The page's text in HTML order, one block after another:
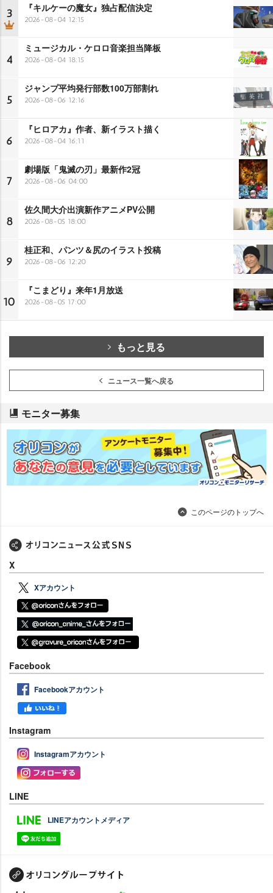
3 『キルケーの魔女』独占配信決定
2026-08-04 12:15
4
ミュージカル・ケロロ音楽担当降板
2026-08-04 18:15
5
ジャンプ平均発行部数100万部割れ
2026-08-06 12:16
6
『ヒロアカ』作者、新イラスト描く
2026-08-04 16:11
7
劇場版「鬼滅の刃」最新作2冠
2026-08-06 04:00
8
佐久間大介出演新作アニメPV公開
2026-08-05 18:00
9
桂正和、パンツ＆尻のイラスト投稿
2026-08-06 12:20
10
『こまどり』来年1月放送
2026-08-05 17:00
もっと見る
ニュース一覧へ戻る
モニター募集
このページのトップへ
X
Xアカウント
Facebook
Facebookアカウント
Instagram
Instagramアカウント
LINE
LINEアカウントメディア